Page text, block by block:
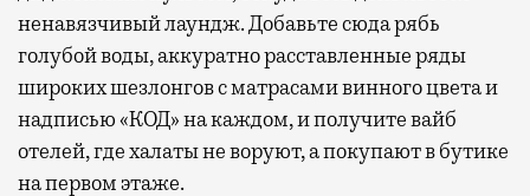
ненавязчивый лаундж. Добавьте сюда рябь
голубой воды, аккуратно расставленные ряды
широких шезлонгов с матрасами винного цвета и
надписью «КОД» на каждом, и получите вайб
отелей, где халаты не воруют, а покупают в бутике
на первом этаже.